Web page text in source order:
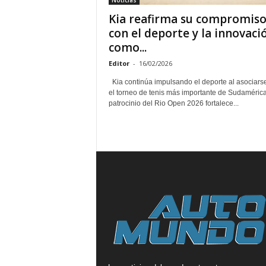
Kia reafirma su compromiso
con el deporte y la
como...
Editor - 16/02/2026
Kia continúa impulsando el deporte al
el torneo de tenis más importante de
patrocinio del Rio Open 2026 fortalece...